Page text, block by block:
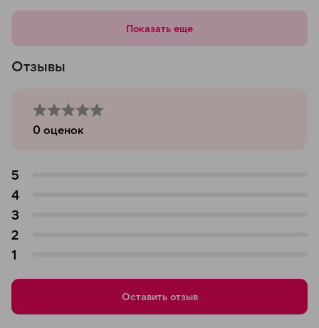
Показать еще
Отзывы
0 оценок
5
4
3
2
1
Оставить отзыв